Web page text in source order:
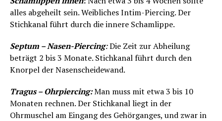
alles abgeheilt sein. Weibliches Intim-Piercing. Der
Stichkanal führt durch die innere Schamlippe.
Septum – Nasen-Piercing:Die Zeit zur Abheilung
beträgt 2 bis 3 Monate. Stichkanal führt durch den
Knorpel der Nasenscheidewand.
Tragus – Ohrpiercing:Man muss mit etwa 3 bis 10
Monaten rechnen. Der Stichkanal liegt in der
Ohrmuschel am Eingang des Gehörganges, und zwar in